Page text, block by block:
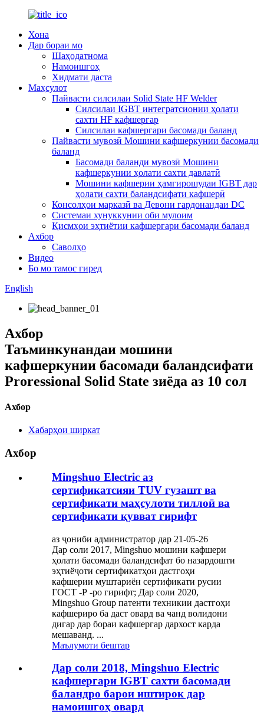
Хона
Дар бораи мо
Шаҳодатнома
Намоишгоҳ
Хидмати даста
Маҳсулот
Пайвасти силсилаи Solid State HF Welder
Силсилаи IGBT интегратсионии ҳолати
сахти HF кафшергар
Силсилаи кафшергари басомади баланд
Пайвасти мувозӣ Мошини кафшеркунии басомади
баланд
Басомади баланди мувозӣ Мошини
кафшеркунии ҳолати сахти давлатӣ
Мошини кафшерии ҳамгирошудаи IGBT дар
ҳолати сахти баландсифати кафшерӣ
Консолҳои марказӣ ва Девони гардонандаи DC
Системаи хунуккунии оби мулоим
Қисмҳои эҳтиётии кафшергари басомади баланд
Ахбор
Саволҳо
Видео
Бо мо тамос гиред
English
Ахбор
Таъминкунандаи мошини
кафшеркунии басомади баландсифати
Proressional Solid State зиёда аз 10 сол
Ахбор
Хабарҳои ширкат
Ахбор
Mingshuo Electric аз
сертификатсияи TUV гузашт ва
сертификати маҳсулоти тиллоӣ ва
сертификати қувват гирифт
аз ҷониби администратор дар 21-05-26
Дар соли 2017, Mingshuo мошини кафшери
ҳолати басомади баландсифат бо назардошти
эҳтиёҷоти сертификатҳои дастгоҳи
кафшерии муштариён сертификати русии
ГОСТ -Р -ро гирифт; Дар соли 2020,
Mingshuo Group патенти техникии дастгоҳи
кафшериро ба даст овард ва чанд волидони
дигар дар бораи кафшергар дархост карда
мешаванд. ...
Маълумоти бештар
Дар соли 2018, Mingshuo Electric
кафшергари IGBT сахти басомади
баландро барои иштирок дар
намоишгоҳ овард